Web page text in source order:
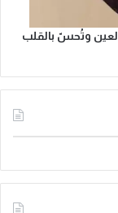
وتُحسّ بالقلب